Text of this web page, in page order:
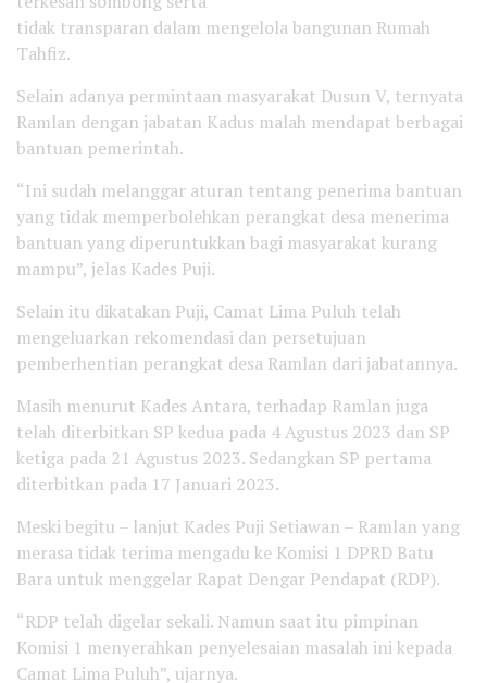
tidak transparan dalam mengelola bangunan Rumah
Tahfiz.
Selain adanya permintaan masyarakat Dusun V, ternyata
Ramlan dengan jabatan Kadus malah mendapat berbagai
bantuan pemerintah.
“Ini sudah melanggar aturan tentang penerima bantuan
yang tidak memperbolehkan perangkat desa menerima
bantuan yang diperuntukkan bagi masyarakat kurang
mampu”, jelas Kades Puji.
Selain itu dikatakan Puji, Camat Lima Puluh telah
mengeluarkan rekomendasi dan persetujuan
pemberhentian perangkat desa Ramlan dari jabatannya.
Masih menurut Kades Antara, terhadap Ramlan juga
telah diterbitkan SP kedua pada 4 Agustus 2023 dan SP
ketiga pada 21 Agustus 2023. Sedangkan SP pertama
diterbitkan pada 17 Januari 2023.
Meski begitu – lanjut Kades Puji Setiawan – Ramlan yang
merasa tidak terima mengadu ke Komisi 1 DPRD Batu
Bara untuk menggelar Rapat Dengar Pendapat (RDP).
“RDP telah digelar sekali. Namun saat itu pimpinan
Komisi 1 menyerahkan penyelesaian masalah ini kepada
Camat Lima Puluh”, ujarnya.